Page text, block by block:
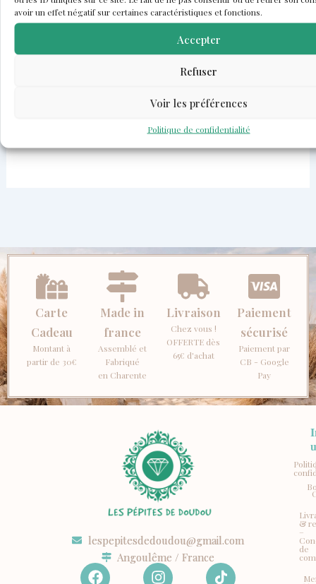
avoir un effet négatif sur certaines caractéristiques et fonctions.
Accepter
Refuser
Voir les préférences
Politique de confidentialité
après validation du paiement.
💌Message personnalisé inclusà offrir.
à partir de l’achat.
toutes les créations du site
Carte
Cadeau
Montant à
partir de 30€
Made in
france
Assemblé et
Fabriqué
en Charente
Livraison
Chez vous !
OFFERTE dès
65€ d'achat
Paiement
sécurisé
Paiement par
CB - Google
Pay
lespepitesdedoudou@gmail.com
Angoulême / France
F I
&
–
de